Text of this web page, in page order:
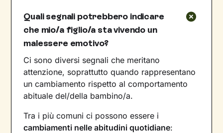
Quali segnali potrebbero indicare
che mio/a figlio/a sta vivendo un
malessere emotivo?
Ci sono diversi segnali che meritano
attenzione, soprattutto quando rappresentano
un cambiamento rispetto al comportamento
abituale del/della bambino/a.
Tra i più comuni ci possono essere i
cambiamenti nelle abitudini quotidiane: